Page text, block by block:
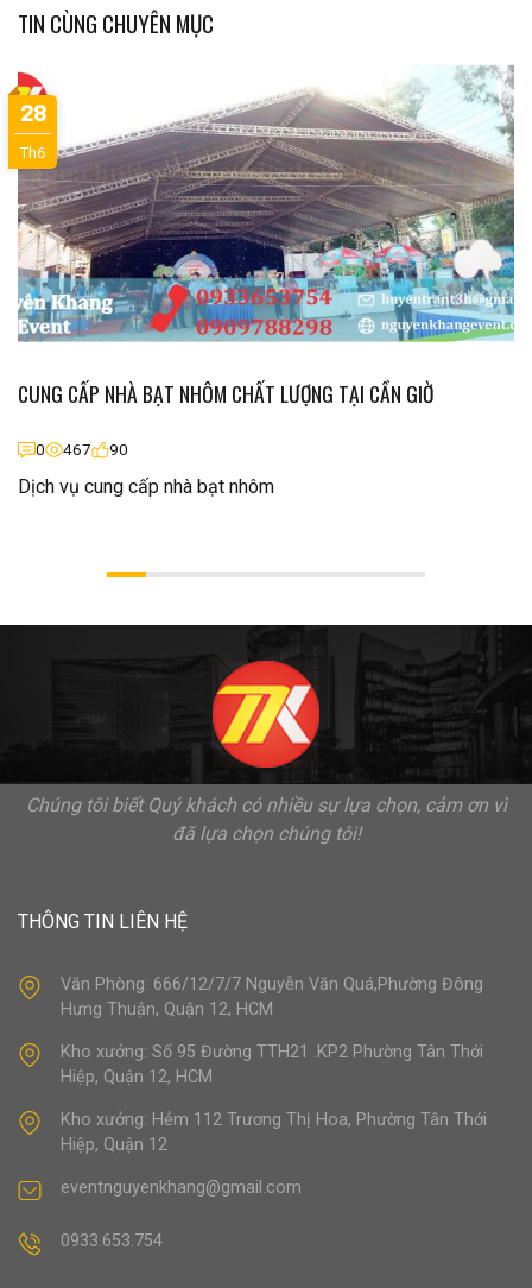
TIN CÙNG CHUYÊN MỤC
CUNG CẤP NHÀ BẠT NHÔM CHẤT LƯỢNG TẠI CẦN GIỜ
0 467 90
Dịch vụ cung cấp nhà bạt nhôm
28
Th6
Chúng tôi biết Quý khách có nhiều sự lựa chọn, cảm ơn vì
đã lựa chọn chúng tôi!
THÔNG TIN LIÊN HỆ
Văn Phòng: 666/12/7/7 Nguyễn Văn Quá,Phường Đông
Hưng Thuận, Quận 12, HCM
Kho xưởng: Số 95 Đường TTH21 .KP2 Phường Tân Thới
Hiệp, Quận 12, HCM
Kho xưởng: Hẻm 112 Trương Thị Hoa, Phường Tân Thới
Hiệp, Quận 12
eventnguyenkhang@gmail.com
0933.653.754